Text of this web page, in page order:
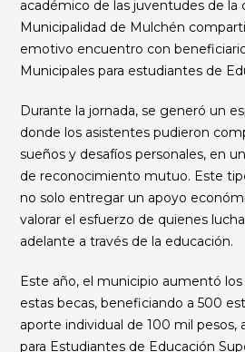
académico de las juventudes de la
Municipalidad de Mulchén
emotivo encuentro con
Municipales para estudiantes de
Durante la jornada, se generó un
donde los asistentes pudieron
sueños y desafíos personales, en
de reconocimiento mutuo. Este
no solo entregar un apoyo
valorar el esfuerzo de quienes
adelante a través de la educación.
Este año, el municipio aumentó
estas becas, beneficiando a 500
aporte individual de 100 mil pesos,
para Estudiantes de Educación